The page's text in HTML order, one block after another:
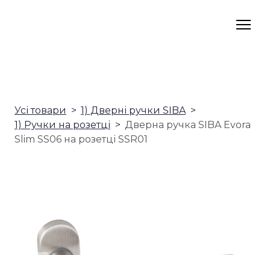
Усі товари
1) Дверні ручки SIBA
1) Ручки на розетці
Дверна ручка SIBA Evora
Slim SS06 на розетці SSR01